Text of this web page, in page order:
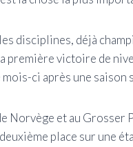
disciplines, déjà
première victoire de
ci après une
Norvège et au Grosser
place sur une